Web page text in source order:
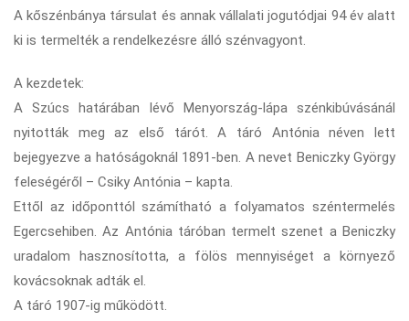
A kőszénbánya társulat és annak vállalati jogutódjai 94 év alatt
ki is termelték a rendelkezésre álló szénvagyont.
A kezdetek:
A Szúcs határában lévő Menyország-lápa szénkibúvásánál
nyitották meg az első tárót. A táró Antónia néven lett
bejegyezve a hatóságoknál 1891-ben. A nevet Beniczky György
feleségéről – Csiky Antónia – kapta.
Ettől az időponttól számítható a folyamatos széntermelés
Egercsehiben. Az Antónia táróban termelt szenet a Beniczky
uradalom hasznosította, a fölös mennyiséget a környező
kovácsoknak adták el.
A táró 1907-ig működött.